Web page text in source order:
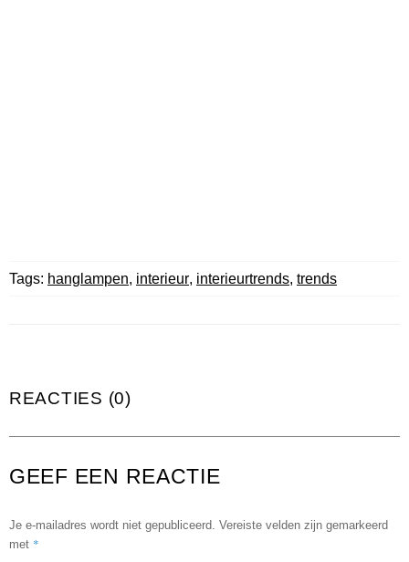
Tags: hanglampen, interieur, interieurtrends, trends
REACTIES (0)
GEEF EEN REACTIE
Je e-mailadres wordt niet gepubliceerd. Vereiste velden zijn gemarkeerd
met *